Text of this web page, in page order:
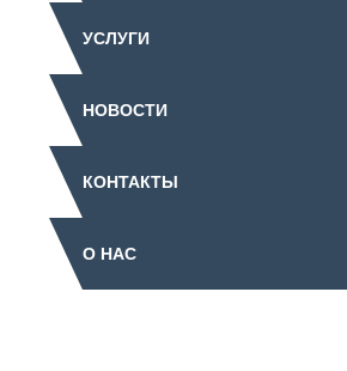
УСЛУГИ
НОВОСТИ
КОНТАКТЫ
О НАС